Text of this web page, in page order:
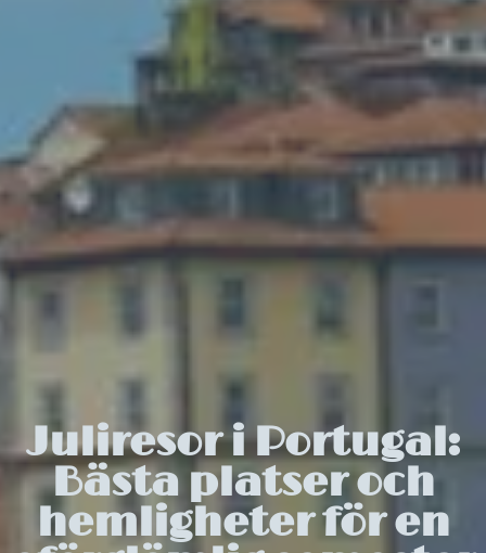
Juliresor i Portugal:
Bästa platser och
hemligheter för en